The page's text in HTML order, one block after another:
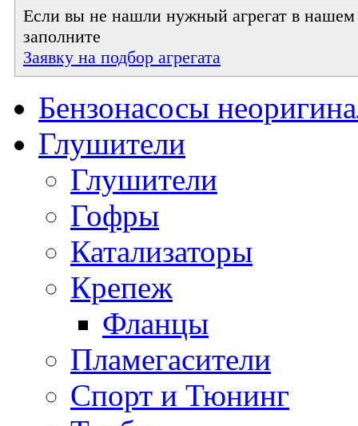
Если вы не нашли нужный агрегат в нашем
заполните
Заявку на подбор агрегата
Бензонасосы
Глушители
Глушители
Гофры
Катализаторы
Крепеж
Фланцы
Пламегасители
Спорт и Тюнинг